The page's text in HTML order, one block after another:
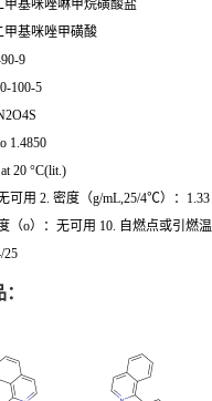
甲基咪唑啉甲烷磺酸盐
甲基咪唑甲磺酸
9
100-5
1.4850
20 °C(lit.)
可用 2. 密度（g/mL,25/4℃）：
（o）：无可用 10. 自燃点或引燃
25